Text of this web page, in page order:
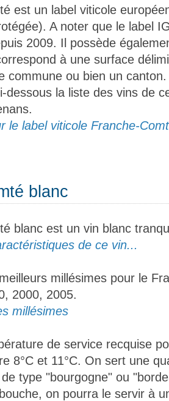
est un label viticole
A noter que le label
2009. Il possède
à une surface
commune ou bien un canton.
dessous la liste des vins de
le label viticole Franche-
blanc
blanc est un vin blanc
de ce vin...
millésimes pour le
2000, 2005.
millésimes
de service recquise
8°C et 11°C. On sert une
type "bourgogne" ou
on pourra le servir à